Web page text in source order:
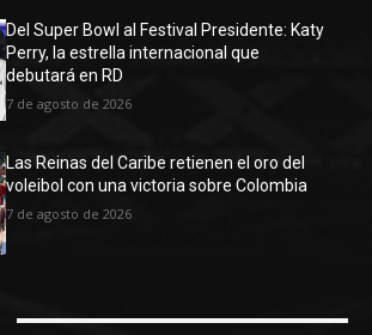
Del Super Bowl al Festival Presidente: Katy
Perry, la estrella internacional que
debutará en RD
7 de agosto de 2026
Las Reinas del Caribe retienen el oro del
voleibol con una victoria sobre Colombia
7 de agosto de 2026